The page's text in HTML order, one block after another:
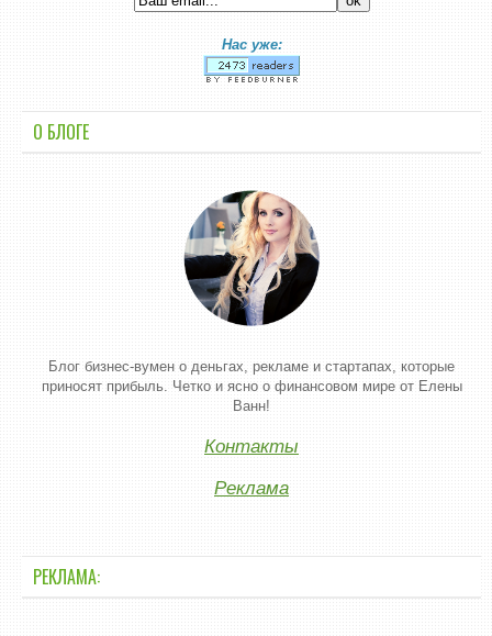
Нас уже:
О БЛОГЕ
Блог бизнес-вумен о деньгах, рекламе и стартапах, которые
приносят прибыль. Четко и ясно о финансовом мире от Елены
Ванн!
Контакты
Реклама
РЕКЛАМА: